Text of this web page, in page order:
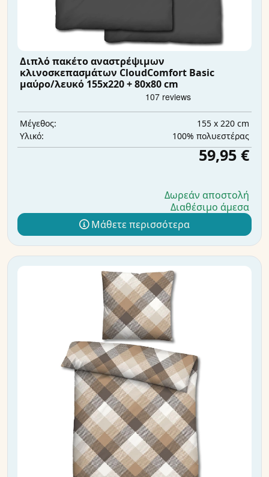
Διπλό πακέτο αναστρέψιμων
κλινοσκεπασμάτων CloudComfort Basic
μαύρο/λευκό 155x220 + 80x80 cm
Μέγεθος:
155 x 220 cm
Υλικό:
100% πολυεστέρας
59,95 €
Δωρεάν αποστολή
Διαθέσιμο άμεσα
Μάθετε περισσότερα